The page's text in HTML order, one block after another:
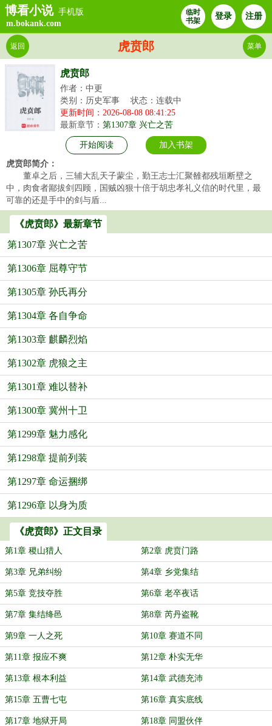
博看小说 手机版
m.bokank.com
临时
书架
登录 注册
虎贲郎
返回 菜单
虎贲郎
作者：中更
类别：历史军事
状态：连载中
更新时间：2026-08-08 08:41:25
最新章节： 第1307章 兴亡之苦
开始阅读 加入书架
虎贲郎简介：
董卓之后，三辅大乱天子蒙尘，勤王志士汇聚雒都残垣断壁之
中，肉食者鄙拔剑四顾，国贼凶狠十倍于胡忠孝礼义信的时代里，最
可靠的还是手中的剑与盾...
《虎贲郎》最新章节
第1307章 兴亡之苦
第1306章 屈尊守节
第1305章 孙氏再分
第1304章 各自争命
第1303章 麒麟烈焰
第1302章 虎狼之主
第1301章 难以替补
第1300章 冀州十卫
第1299章 魅力感化
第1298章 提前列装
第1297章 命运捆绑
第1296章 以身为质
《虎贲郎》正文目录
第1章 稷山猎人 第2章 虎贲门路
第3章 兄弟纠纷 第4章 乡党集结
第5章 竞技夺胜 第6章 老卒夜话
第7章 集结绛邑 第8章 芮丹盗靴
第9章 一人之死 第10章 赛道不同
第11章 报应不爽 第12章 朴实无华
第13章 根本利益 第14章 武德充沛
第15章 五曹七屯 第16章 真实底线
第17章 地狱开局 第18章 同盟伙伴